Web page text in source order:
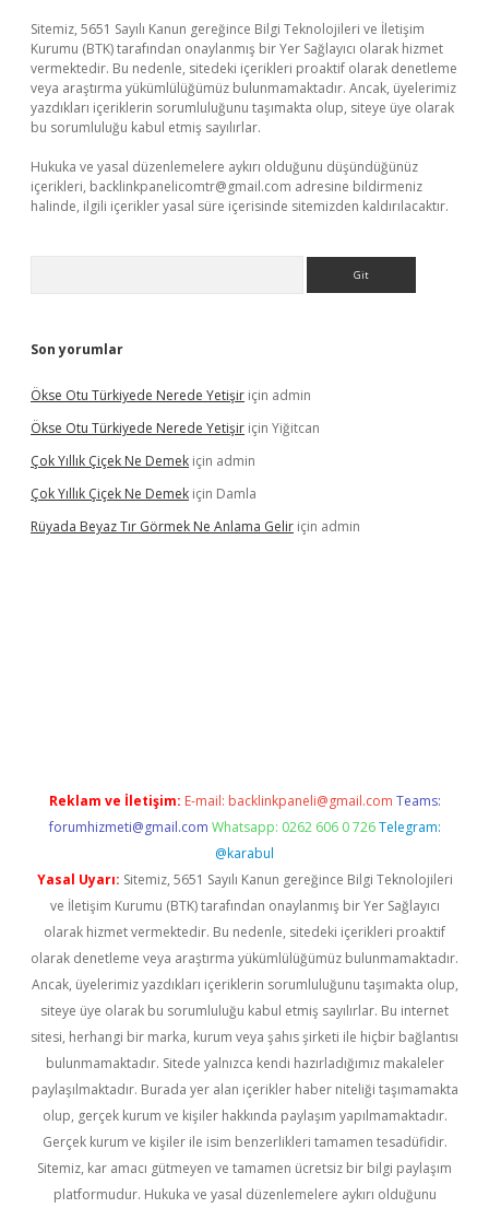
Sitemiz, 5651 Sayılı Kanun gereğince Bilgi Teknolojileri ve İletişim
Kurumu (BTK) tarafından onaylanmış bir Yer Sağlayıcı olarak hizmet
vermektedir. Bu nedenle, sitedeki içerikleri proaktif olarak denetleme
veya araştırma yükümlülüğümüz bulunmamaktadır. Ancak, üyelerimiz
yazdıkları içeriklerin sorumluluğunu taşımakta olup, siteye üye olarak
bu sorumluluğu kabul etmiş sayılırlar.
Hukuka ve yasal düzenlemelere aykırı olduğunu düşündüğünüz
içerikleri, backlinkpanelicomtr@gmail.com adresine bildirmeniz
halinde, ilgili içerikler yasal süre içerisinde sitemizden kaldırılacaktır.
Son yorumlar
Ökse Otu Türkiyede Nerede Yetişir için admin
Ökse Otu Türkiyede Nerede Yetişir için Yiğitcan
Çok Yıllık Çiçek Ne Demek için admin
Çok Yıllık Çiçek Ne Demek için Damla
Rüyada Beyaz Tır Görmek Ne Anlama Gelir için admin
Reklam ve İletişim: E-mail: backlinkpaneli@gmail.com Teams:
forumhizmeti@gmail.com Whatsapp: 0262 606 0 726 Telegram:
@karabul
Yasal Uyarı: Sitemiz, 5651 Sayılı Kanun gereğince Bilgi Teknolojileri
ve İletişim Kurumu (BTK) tarafından onaylanmış bir Yer Sağlayıcı
olarak hizmet vermektedir. Bu nedenle, sitedeki içerikleri proaktif
olarak denetleme veya araştırma yükümlülüğümüz bulunmamaktadır.
Ancak, üyelerimiz yazdıkları içeriklerin sorumluluğunu taşımakta olup,
siteye üye olarak bu sorumluluğu kabul etmiş sayılırlar. Bu internet
sitesi, herhangi bir marka, kurum veya şahıs şirketi ile hiçbir bağlantısı
bulunmamaktadır. Sitede yalnızca kendi hazırladığımız makaleler
paylaşılmaktadır. Burada yer alan içerikler haber niteliği taşımamakta
olup, gerçek kurum ve kişiler hakkında paylaşım yapılmamaktadır.
Gerçek kurum ve kişiler ile isim benzerlikleri tamamen tesadüfidir.
Sitemiz, kar amacı gütmeyen ve tamamen ücretsiz bir bilgi paylaşım
platformudur. Hukuka ve yasal düzenlemelere aykırı olduğunu